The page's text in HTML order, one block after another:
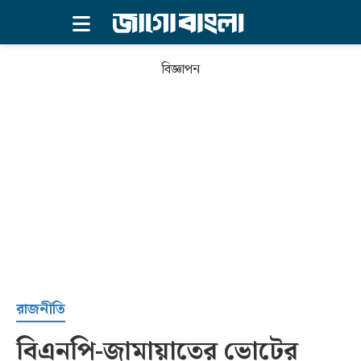
সর্বশেষ
বিজ্ঞাপন
রাজনীতি
বিএনপি-জামায়াতের ভোটের